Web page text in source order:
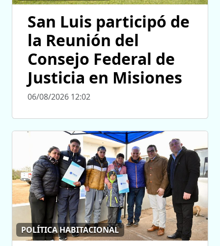
San Luis participó de
la Reunión del
Consejo Federal de
Justicia en Misiones
06/08/2026 12:02
POLÍTICA HABITACIONAL